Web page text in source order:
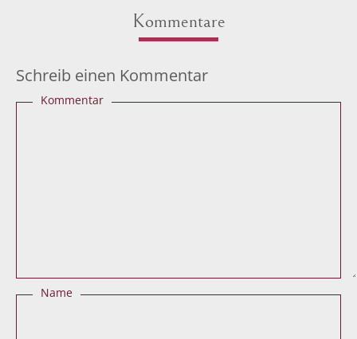
Kommentare
Schreib einen Kommentar
Kommentar
Name